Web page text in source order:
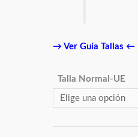
→ Ver Guía Tallas
Talla Normal-UE